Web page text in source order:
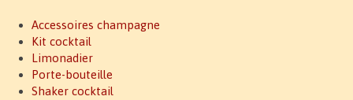
Accessoires champagne
Kit cocktail
Limonadier
Porte-bouteille
Shaker cocktail